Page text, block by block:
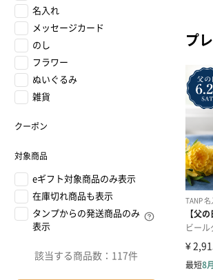
名入れ
メッセージカード
のし
フラワー
ぬいぐるみ
雑貨
クーポン
対象商品
eギフト対象商品のみ表示
在庫切れ商品も表示
タンプからの発送商品のみ
表示
該当する商品数： 117件
プ